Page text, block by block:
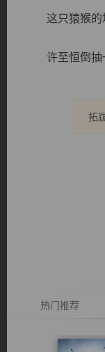
这只猿猴的境
许至恒倒抽一
拓
热门推荐